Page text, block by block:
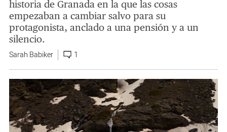
historia de Granada en la que las cosas
empezaban a cambiar salvo para su
protagonista, anclado a una pensión y a un
silencio.
Sarah Babiker 1